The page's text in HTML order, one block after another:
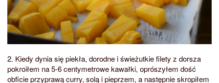
2. Kiedy dynia się piekła, dorodne i świeżutkie filety z dorsza
pokroiłem na 5-6 centymetrowe kawałki, oprószyłem dość
obficie przyprawą curry, solą i pieprzem, a następnie skropiłem